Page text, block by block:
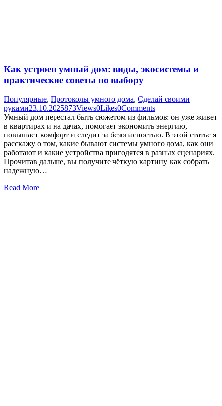
Как устроен умный дом: виды, экосистемы и
практические советы по выбору
Популярные, Протоколы умного дома, Сделай своими
руками23.10.2025873Views0Likes0Comments
Умный дом перестал быть сюжетом из фильмов: он уже живет
в квартирах и на дачах, помогает экономить энергию,
повышает комфорт и следит за безопасностью. В этой статье я
расскажу о том, какие бывают системы умного дома, как они
работают и какие устройства пригодятся в разных сценариях.
Прочитав дальше, вы получите чёткую картину, как собрать
надежную…
Read More